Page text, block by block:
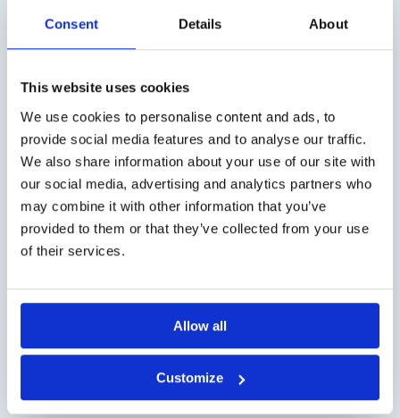
Consent Details About
This website uses cookies
We use cookies to personalise content and ads, to
provide social media features and to analyse our traffic.
We also share information about your use of our site with
our social media, advertising and analytics partners who
may combine it with other information that you’ve
provided to them or that they’ve collected from your use
of their services.
Allow all
Customize
Versandkosten
Die Versandkosten für Deutschland betragen € 10,- (zzgl.
MwSt.). Für Österreich € 20,- (zzgl. MwSt.).
Geschäftskunde?
Lieferung auf Rechnung möglich. Kontaktieren Sie uns
für ein Angebot oder bestellen Sie direkt über den
Webshop.
Kontakt über info@medi-sense.nl oder +31 (0)6 27899756
Sichere Bezahlung
Wir haben verschiedene Zahlungsmöglichkeiten wie
Kreditkarte und PayPal.